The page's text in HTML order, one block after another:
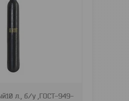
л., б/у ,ГОСТ-949-